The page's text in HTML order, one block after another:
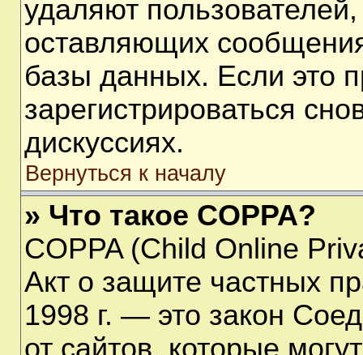
удаляют
оставляющих
базы данных. Если это
зарегистрироваться
дискуссиях.
Вернуться к началу
» Что такое COPPA?
COPPA (Child Online
Акт о защите частных
1998 г. — это закон
от сайтов, которые